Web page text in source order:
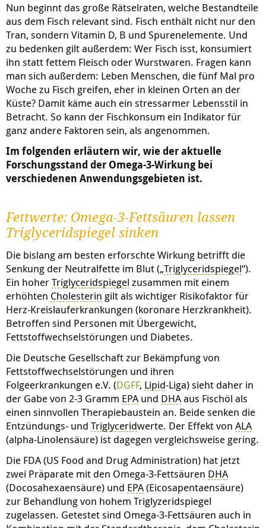
Nun beginnt das große Rätselraten, welche Bestandteile
aus dem Fisch relevant sind. Fisch enthält nicht nur den
Tran, sondern Vitamin D, B und Spurenelemente. Und
zu bedenken gilt außerdem: Wer Fisch isst, konsumiert
ihn statt fettem Fleisch oder Wurstwaren. Fragen kann
man sich außerdem: Leben Menschen, die fünf Mal pro
Woche zu Fisch greifen, eher in kleinen Orten an der
Küste? Damit käme auch ein stressarmer Lebensstil in
Betracht. So kann der Fischkonsum ein Indikator für
ganz andere Faktoren sein, als angenommen.
Im folgenden erläutern wir, wie der aktuelle
Forschungsstand der Omega-3-Wirkung bei
verschiedenen Anwendungsgebieten ist.
Fettwerte: Omega-3-Fettsäuren lassen
Triglyceridspiegel sinken
Die bislang am besten erforschte Wirkung betrifft die
Senkung der Neutralfette im Blut („Triglyceridspiegel“).
Ein hoherTriglyceridspiegel zusammen mit einem
erhöhten Cholesterin gilt als wichtiger Risikofaktor für
Herz-Kreislauferkrankungen (koronare Herzkrankheit).
Betroffen sind Personen mit Übergewicht,
Fettstoffwechselstörungen und Diabetes.
Die Deutsche Gesellschaft zur Bekämpfung von
Fettstoffwechselstörungen und ihren
Folgeerkrankungen e.V. (DGFF, Lipid-Liga) sieht daher in
der Gabe von 2-3 Gramm EPAund DHAaus Fischöl als
einen sinnvollen Therapiebaustein an. Beide senken die
Entzündungs- und Triglyceridwerte. Der Effekt von ALA
(alpha-Linolensäure) ist dagegen vergleichsweise gering.
Die FDA (US Food and Drug Administration) hat jetzt
zwei Präparate mit den Omega-3-Fettsäuren DHA
(Docosahexaensäure) und EPA(Eicosapentaensäure)
zur Behandlung von hohem Triglyzeridspiegel
zugelassen. Getestet sind Omega-3-Fettsäuren auch in